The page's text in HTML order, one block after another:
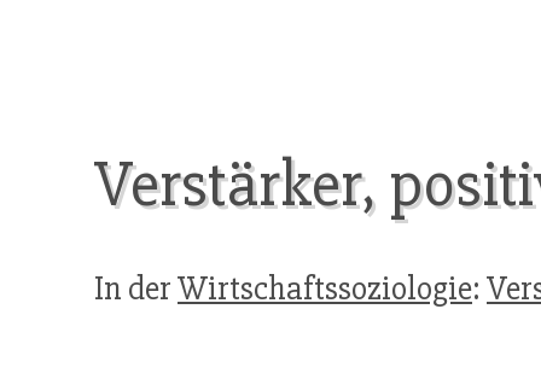
Verstärker,
In derWirtschaftssoziologie: